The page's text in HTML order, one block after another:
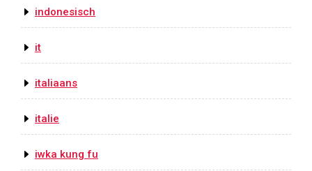
indonesisch
it
italiaans
italie
iwka kung fu